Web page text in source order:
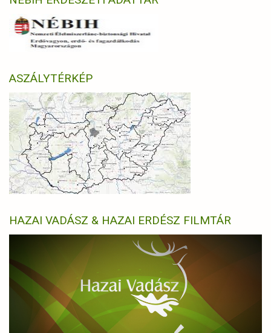
ASZÁLYTÉRKÉP
HAZAI VADÁSZ & HAZAI ERDÉSZ FILMTÁR